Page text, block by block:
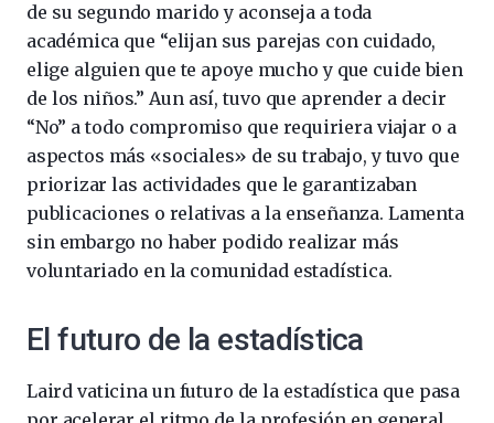
de su segundo marido y aconseja a toda
académica que “elijan sus parejas con cuidado,
elige alguien que te apoye mucho y que cuide bien
de los niños.” Aun así, tuvo que aprender a decir
“No” a todo compromiso que requiriera viajar o a
aspectos más «sociales» de su trabajo, y tuvo que
priorizar las actividades que le garantizaban
publicaciones o relativas a la enseñanza. Lamenta
sin embargo no haber podido realizar más
voluntariado en la comunidad estadística.
El futuro de la estadística
Laird vaticina un futuro de la estadística que pasa